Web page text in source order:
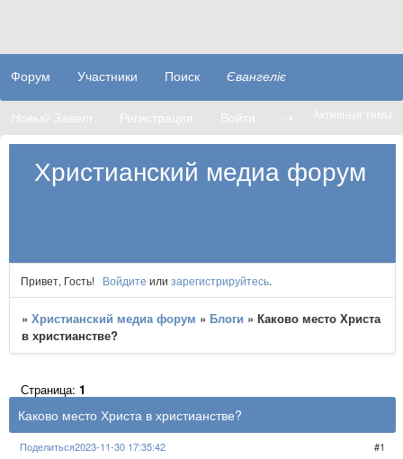
Христианский медиа форум
Форум Участники Поиск Євангеліє
Новый Завет Регистрация Войти ➝ Активные темы
Привет, Гость! Войдите или зарегистрируйтесь.
»Христианский медиа форум » Блоги »Каково место Христа
в христианстве?
Каково место Христа в христианстве?
Страница:1
Поделиться 1
2023-11-30 17:35:42